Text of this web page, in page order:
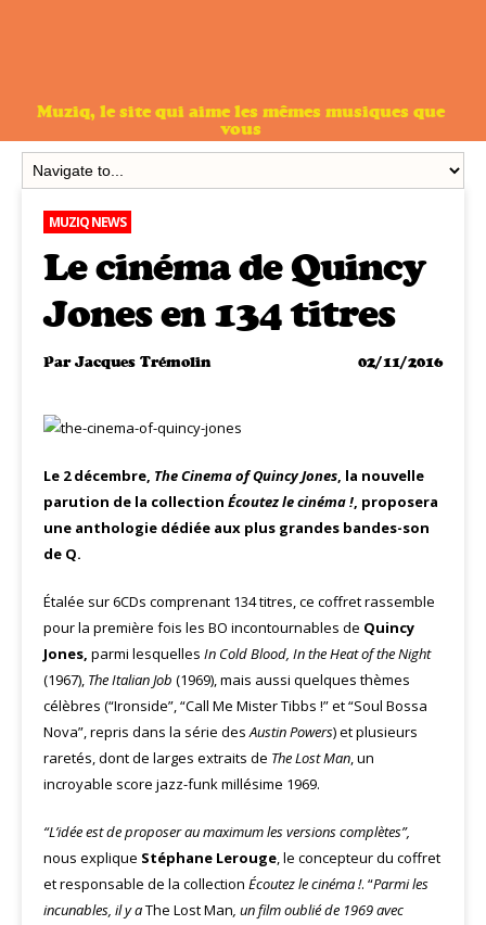
Muziq, le site qui aime les mêmes musiques que
vous
MUZIQ NEWS
Le cinéma de Quincy
Jones en 134 titres
ParJacques Trémolin 02/11/2016
Le 2 décembre, The Cinema of Quincy Jones, la nouvelle
parution de la collection Écoutez le cinéma !, proposera
une anthologie dédiée aux plus grandes bandes-son
de Q.
Étalée sur 6CDs comprenant 134 titres, ce coffret rassemble
pour la première fois les BO incontournables de Quincy
Jones, parmi lesquelles In Cold Blood, In the Heat of the Night
(1967), The Italian Job (1969), mais aussi quelques thèmes
célèbres (“Ironside”, “Call Me Mister Tibbs !” et “Soul Bossa
Nova”, repris dans la série desAustin Powers) et plusieurs
raretés, dont de larges extraits de The Lost Man, un
incroyable score jazz-funk millésime 1969.
“L’idée est de proposer au maximum les versions complètes”,
nous explique Stéphane Lerouge, le concepteur du coffret
et responsable de la collection Écoutez le cinéma !. “Parmi les
incunables, il y aThe Lost Man, un film oublié de 1969 avec